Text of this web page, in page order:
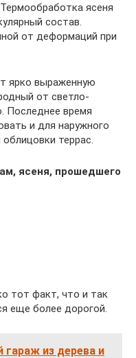
ясеня
состав.
от деформаций при
ярко выраженную
от светло-
Последнее время
и для наружного
террас.
ясеня, прошедшего
тот факт, что и так
еще более дорогой.
гараж из дерева и